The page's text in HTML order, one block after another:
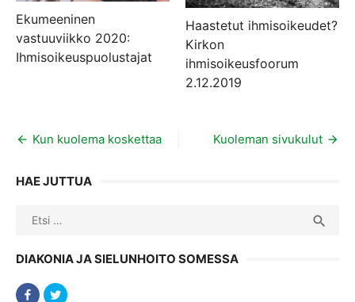
Ekumeeninen
vastuuviikko 2020:
Ihmisoikeuspuolustajat
Haastetut ihmisoikeudet?
Kirkon
ihmisoikeusfoorum
2.12.2019
Artikkelien
Kun kuolema koskettaa Kuoleman sivukulut
HAE JUTTUA
Search

DIAKONIA JA SIELUNHOITO SOMESSA